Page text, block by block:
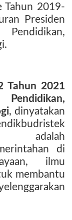
Tahun 2019-
Presiden
Tahun 2021
, dinyatakan
adalah
di
ilmu
membantu